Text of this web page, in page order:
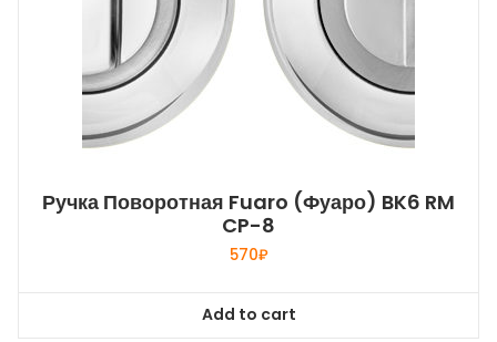
Ручка Поворотная Fuaro (Фуаро) BK6 RM
CP-8
570₽
Add to cart